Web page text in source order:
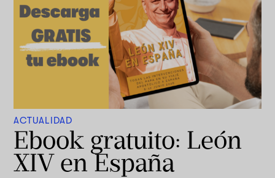
ACTUALIDAD
Ebook gratuito: León
XIV en España